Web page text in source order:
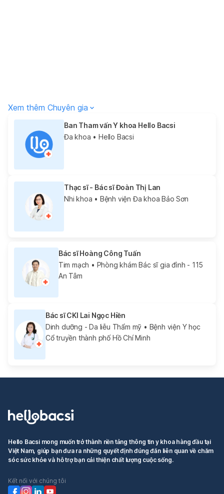
Xem thêm Chuyên gia
Ban Tham vấn Y khoa Hello Bacsi
Đa khoa • Hello Bacsi
Thạc sĩ - Bác sĩ Đoàn Thị Lan
Nhi khoa • Bệnh viện Đa khoa Bảo Sơn
Bác sĩ Hoàng Công Tuấn
Tim mạch • Phòng khám Bác sĩ gia đình - 115
An Tâm
Bác sĩ CKI Lai Ngọc Hiền
Dinh dưỡng - Da liễu Thẩm mỹ • Bệnh viện Y học
Cổ truyền thành phố Hồ Chí Minh
Hello Bacsi mong muốn trở thành nền tảng thông tin y khoa hàng đầu tại
Việt Nam, giúp bạn đưa ra những quyết định đúng đắn liên quan về chăm
sóc sức khỏe và hỗ trợ bạn cải thiện chất lượng cuộc sống.
Kết nối với chúng tôi